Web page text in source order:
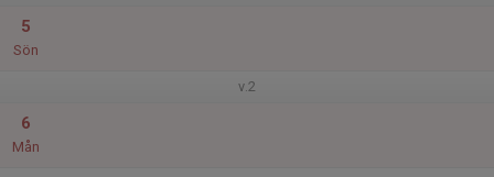
5
Sön
v.2
6
Mån